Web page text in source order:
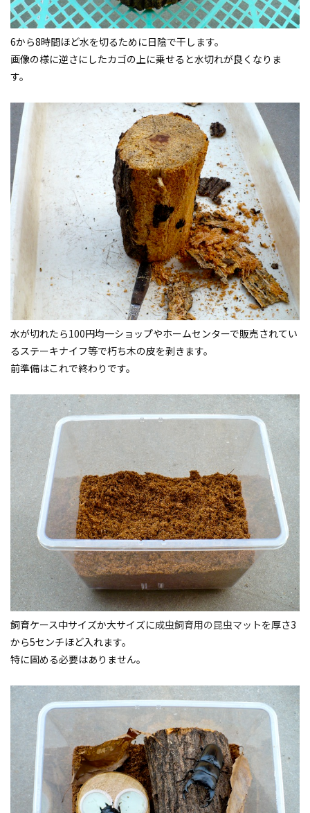
6から8時間ほど水を切るために日陰で干します。
画像の様に逆さにしたカゴの上に乗せると水切れが良くなりま
す。
水が切れたら100円均一ショップやホームセンターで販売されてい
るステーキナイフ等で朽ち木の皮を剥きます。
前準備はこれで終わりです。
飼育ケース中サイズか大サイズに成虫飼育用の昆虫マットを厚さ3
から5センチほど入れます。
特に固める必要はありません。